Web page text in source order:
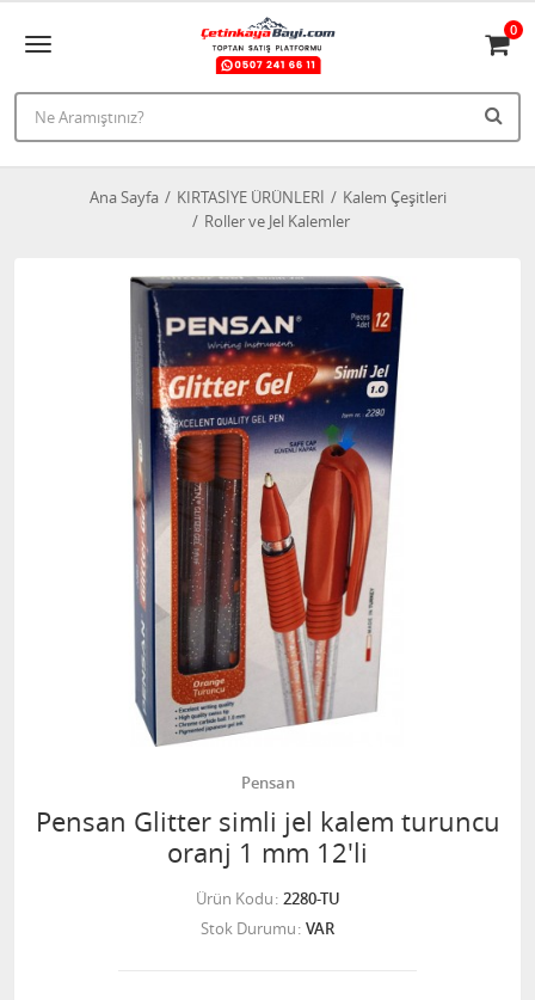
0
Ana Sayfa KIRTASİYE ÜRÜNLERİ
Kalem Çeşitleri
Roller ve Jel Kalemler
Pensan
Pensan Glitter simli jel kalem turuncu
oranj 1 mm 12'li
Ürün Kodu 2280-TU
Stok Durumu VAR